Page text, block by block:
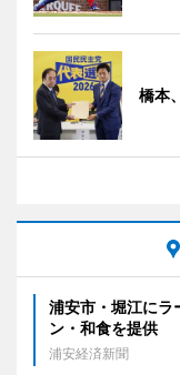
橋本
浦安市・堀江にラ
ン・和食を提供
浦安経済新聞